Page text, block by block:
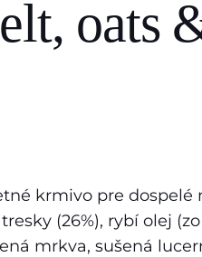
oats
krmivo pre dospelé
(26%), rybí olej
mrkva, sušená